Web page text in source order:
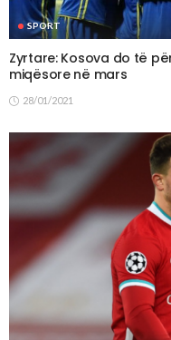
SPORT
Zyrtare: Kosova do të
miqësore në mars
28/01/2021